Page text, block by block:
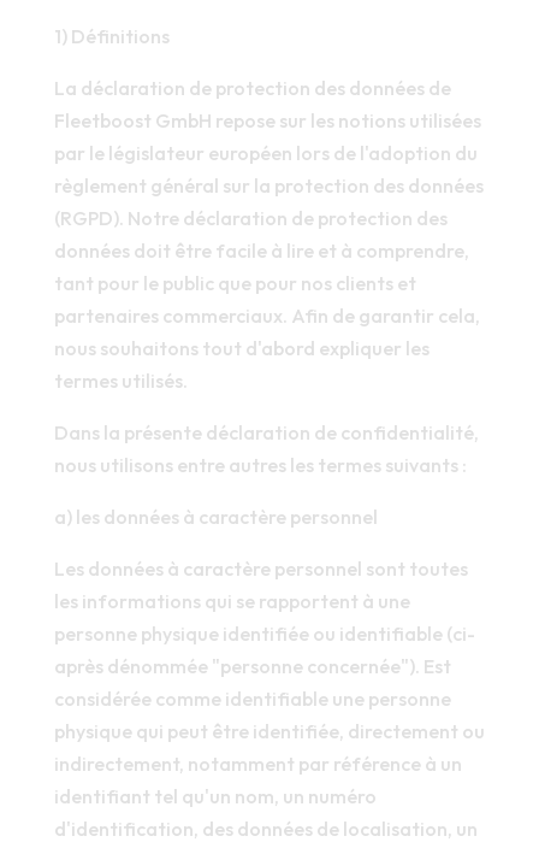
1) Définitions
La déclaration de protection des données de
Fleetboost GmbH repose sur les notions utilisées
par le législateur européen lors de l'adoption du
règlement général sur la protection des données
(RGPD). Notre déclaration de protection des
données doit être facile à lire et à comprendre,
tant pour le public que pour nos clients et
partenaires commerciaux. Afin de garantir cela,
nous souhaitons tout d'abord expliquer les
termes utilisés.
Dans la présente déclaration de confidentialité,
nous utilisons entre autres les termes suivants :
a) les données à caractère personnel
Les données à caractère personnel sont toutes
les informations qui se rapportent à une
personne physique identifiée ou identifiable (ci-
après dénommée "personne concernée"). Est
considérée comme identifiable une personne
physique qui peut être identifiée, directement ou
indirectement, notamment par référence à un
identifiant tel qu'un nom, un numéro
d'identification, des données de localisation, un